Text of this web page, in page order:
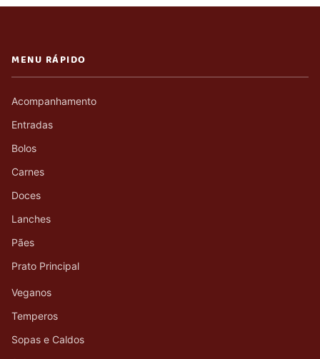
MENU RÁPIDO
Acompanhamento
Entradas
Bolos
Carnes
Doces
Lanches
Pães
Prato Principal
Veganos
Temperos
Sopas e Caldos